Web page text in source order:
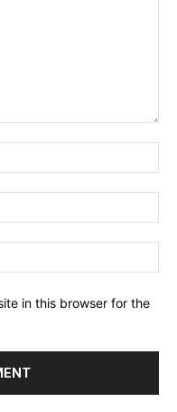
in this browser for the